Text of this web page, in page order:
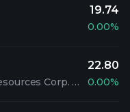
19.74
0.00%
China Gold International Resources Corp. Ltd
22.80
0.00%